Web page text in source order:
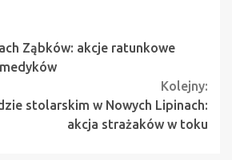
Ząbków: akcje ratunkowe
Kolejny:
stolarskim w Nowych Lipinach:
akcja strażaków w toku